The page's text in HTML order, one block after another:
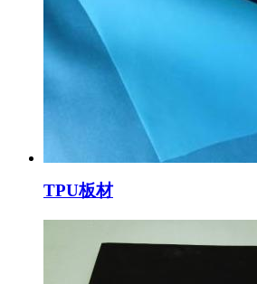
TPU板材